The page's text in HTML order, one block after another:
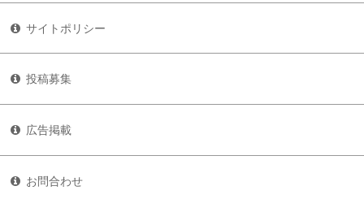
サイトポリシー
投稿募集
広告掲載
お問合わせ